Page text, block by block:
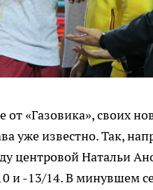
«Газовика», своих
уже известно. Так,
центровой Натальи
и -13/14. В минувшем